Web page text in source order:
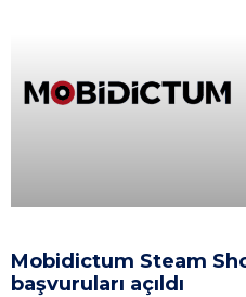
Mobidictum Steam
başvuruları açıldı